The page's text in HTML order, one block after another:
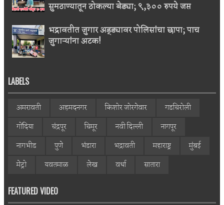
सुमठाण्यातून ठोकल्या बेड्या; ९,३०० रुपये जप्त
भद्रावतीत जुगार अड्ड्यावर पोलिसांचा छापा; पाच
जुगाऱ्यांना अटक!
LABELS
अमरावती अहमदनगर किशोर जोरगेवार
गडचिरोली
गोंदिया
चंद्रपूर चिमूर नवी दिल्ली
नागपूर
नागभीड
पुणे भंडारा भद्रावती महाराष्ट्र
मुंबई
मेट्रो
यवतमाळ लेख वर्धा सातारा
FEATURED VIDEO